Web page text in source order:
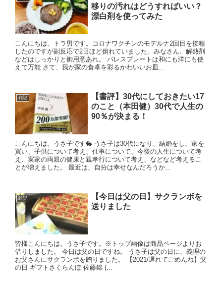
移りの汚れはどうすればいい？
漂白剤を使ってみた
こんにちは、トラ男です。コロナワクチンのモデルナ2回目を接種
したのですが副反応で2日ほど倒れていました。みなさん、解熱剤
などはしっかりと御用意あれ。 パレスプレートは和にも洋にも使
えて万能 さて、我が家の食卓を彩るかわいいお皿...
雑記
【書評】30代にしておきたい17
のこと（本田健）30代で人生の
90％が決まる！
こんにちは。うさ子です🐇 うさ子は30代になり、結婚をし、家を
買い、子供について考え、仕事について、今後の人生について考
え、実家の両親の健康と親孝行について考え、などなど考えるこ
とが増えました。 最近は、自分は幸せなんだろうか...
雑記
【今日は父の日】サクランボを
送りました
皆様こんにちは。うさ子です。※トップ画像は商品ページよりお
借りしました。 今日は父の日ですね。 うさ子は父の日に、義理の
お父さんにサクランボを贈りました。 【2021/遅れてごめんね】父
の日 ギフトさくらんぼ 佐藤錦 (...